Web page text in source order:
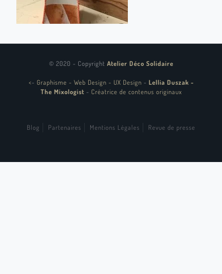
© 2020 - Copyright Atelier Déco Solidaire
<- Graphisme - Web Design - UX Design - Lellia Duszak -
The Mixologist - Créatrice de contenus originaux
Blog Partenaires Mentions Légales Revue de presse